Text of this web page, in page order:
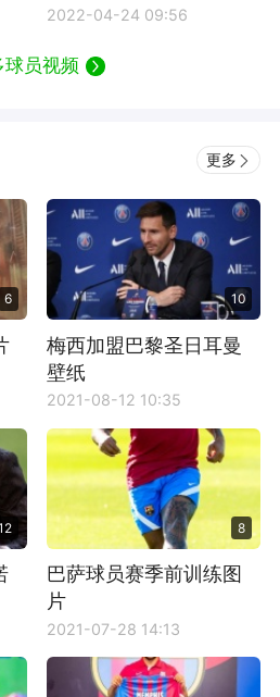
冠
2022-04-24 09:56
球员视频
更多
6 10
梅西加盟巴黎圣日耳曼
壁纸
2021-08-12 10:35
8
巴萨球员赛季前训练图
片
2021-07-28 14:13